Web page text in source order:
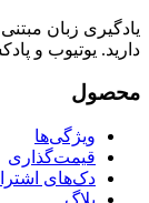
یادگیری زبان
دارید. یوتیوب و
محصول
ویژگی‌ها
قیمت‌گذاری
دک‌های